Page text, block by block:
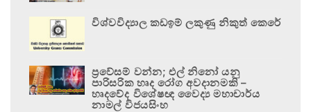
විශ්වවිද්‍යාල කඩඉම් ලකුණු නිකුත් කෙරේ
ප්‍රවේසම් වන්න; එල් නිනෝ යනු
පාරිසරික හෘද රෝග අවදානමකි –
හෘදවේද විශේෂඥ වෛද්‍ය මහාචාර්ය
නාමල් විජයසිංහ